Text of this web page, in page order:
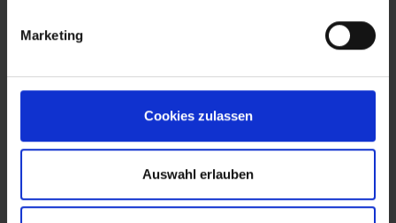
Marketing
Cookies zulassen
Auswahl erlauben